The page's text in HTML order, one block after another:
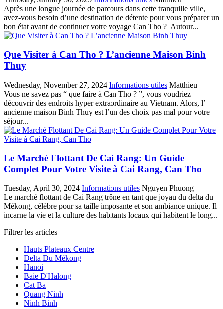
Après une longue journée de parcours dans cette tranquille ville,
avez-vous besoin d’une destination de détente pour vous préparer un
bon état avant de continuer votre voyage Can Tho ? Autour...
Que Visiter à Can Tho ? L’ancienne Maison Binh
Thuy
Wednesday, November 27, 2024 Informations utiles Matthieu
Vous ne savez pas “ que faire à Can Tho ? ”, vous voudriez
découvrir des endroits hyper extraordinaire au Vietnam. Alors, l’
ancienne maison Binh Thuy est l’un des choix pas mal pour votre
séjour...
Le Marché Flottant De Cai Rang: Un Guide
Complet Pour Votre Visite à Cai Rang, Can Tho
Tuesday, April 30, 2024 Informations utiles Nguyen Phuong
Le marché flottant de Cai Rang trône en tant que joyau du delta du
Mékong, célèbre pour sa taille imposante et son ambiance unique. Il
incarne la vie et la culture des habitants locaux qui habitent le long...
Filtrer les articles
Hauts Plateaux Centre
Delta Du Mékong
Hanoi
Baie D'Halong
Cat Ba
Quang Ninh
Ninh Binh